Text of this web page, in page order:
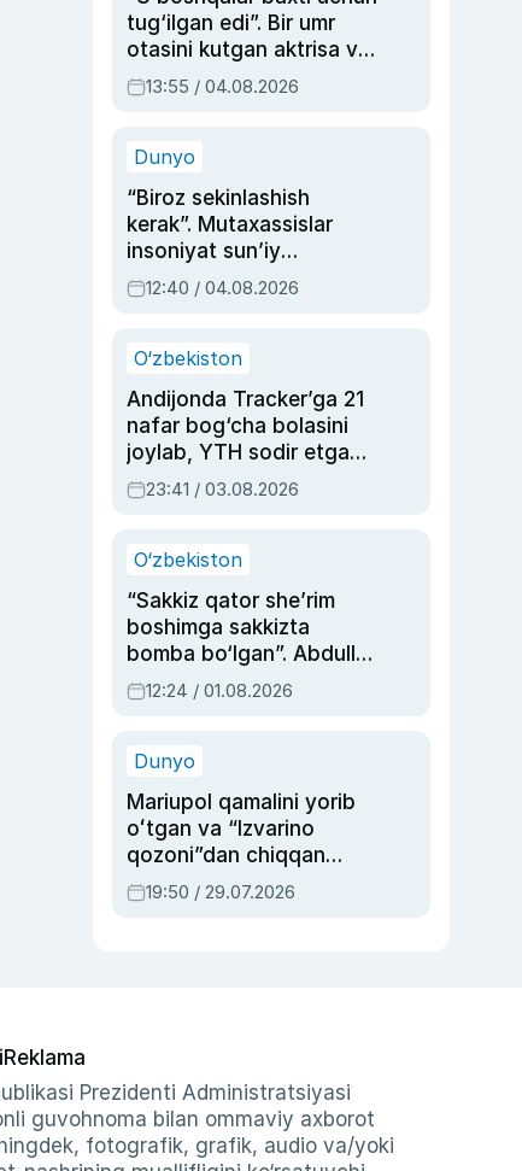
tug‘ilgan edi”. Bir umr
otasini kutgan aktrisa va
dublyaj ustasi Rimma
Ahmedovaning
13:55 / 04.08.2026
Dunyo
“Biroz sekinlashish
kerak”. Mutaxassislar
insoniyat sun’iy
intellektni boshqara
olmay qolishidan xavotir
12:40 / 04.08.2026
O‘zbekiston
Andijonda Tracker’ga 21
nafar bog‘cha bolasini
joylab, YTH sodir etgan
ayolga sud hukmi o‘qildi
23:41 / 03.08.2026
O‘zbekiston
“Sakkiz qator she’rim
boshimga sakkizta
bomba bo‘lgan”. Abdulla
Oripovni siyosiy
ayblovlardan asrab
12:24 / 01.08.2026
Dunyo
Mariupol qamalini yorib
oʻtgan va “Izvarino
qozoni”dan chiqqan
qahramon — Ukraina
armiyasi bosh
19:50 / 29.07.2026
Reklama
Prezidenti Administratsiyasi
guvohnoma bilan ommaviy axborot
fotografik, grafik, audio va/yoki